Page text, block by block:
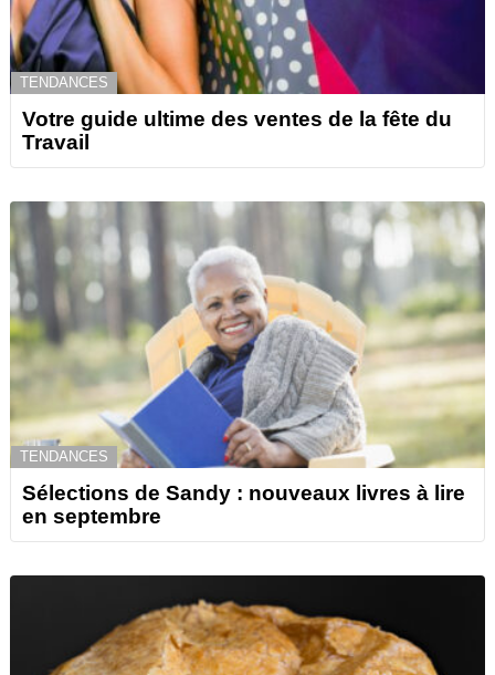
TENDANCES
Votre guide ultime des ventes de la fête du
Travail
TENDANCES
Sélections de Sandy : nouveaux livres à lire
en septembre